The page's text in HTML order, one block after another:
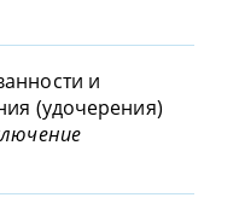
и
(удочерения)